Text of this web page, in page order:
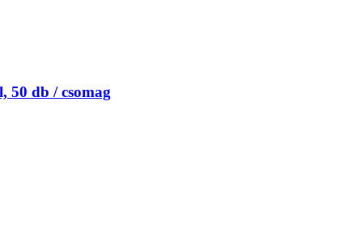
50 db / csomag